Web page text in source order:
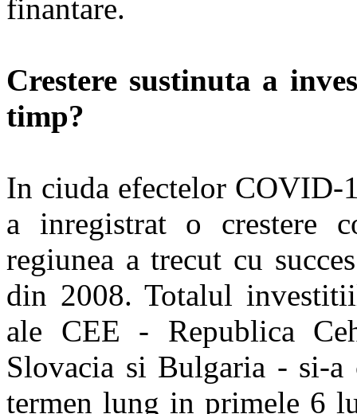
finantare.
Crestere sustinuta a
timp?
In ciuda efectelor COVID-
a inregistrat o crestere
regiunea a trecut cu
din 2008. Totalul
ale CEE - Republica
Slovacia si Bulgaria - si-a
termen lung in primele 6